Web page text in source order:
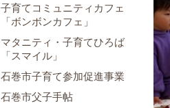
子育てコミュニティカフェ
「ボンボンカフェ」
マタニティ・子育てひろば
「スマイル」
石巻市子育て参加促進事業
石巻市父子手帖